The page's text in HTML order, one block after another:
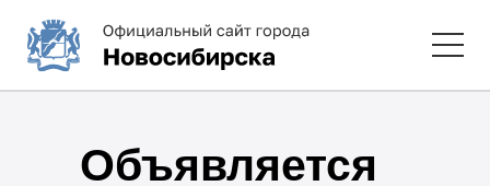
Объявляется